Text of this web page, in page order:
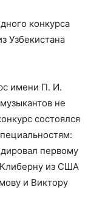
конкурса
Узбекистана
имени П. И.
не
состоялся
первому
Клиберну из США
и Виктору